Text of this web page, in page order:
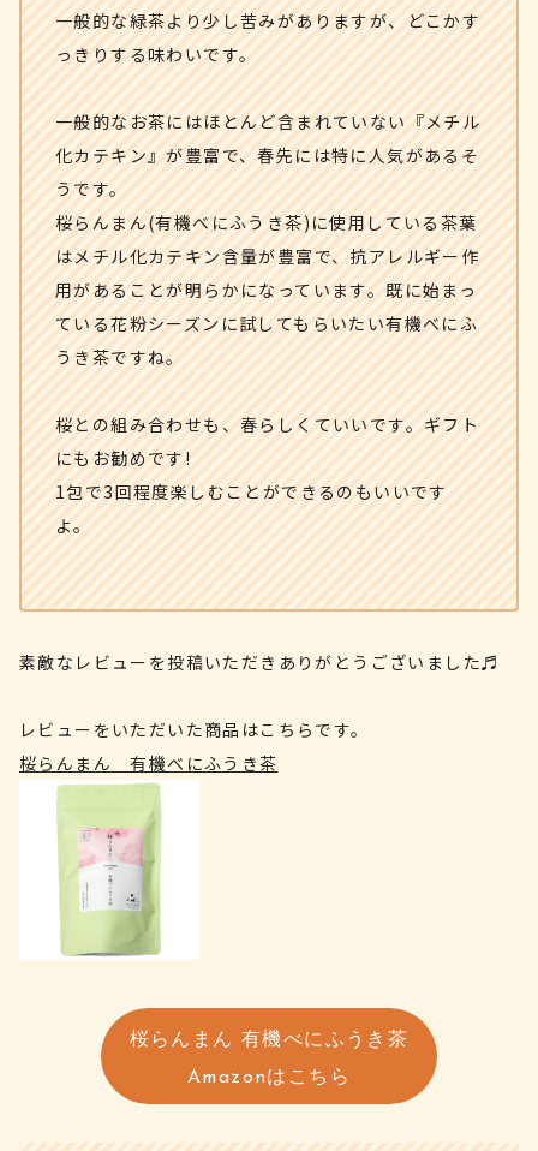
一般的な緑茶より少し苦みがありますが、どこかす
っきりする味わいです。
一般的なお茶にはほとんど含まれていない『メチル
化カテキン』が豊富で、春先には特に人気があるそ
うです。
桜らんまん(有機べにふうき茶)に使用している茶葉
はメチル化カテキン含量が豊富で、抗アレルギー作
用があることが明らかになっています。既に始まっ
ている花粉シーズンに試してもらいたい有機べにふ
うき茶ですね。
桜との組み合わせも、春らしくていいです。ギフト
にもお勧めです!
1包で3回程度楽しむことができるのもいいです
よ。
素敵なレビューを投稿いただきありがとうございました♬
レビューをいただいた商品はこちらです。
桜らんまん 有機べにふうき茶
桜らんまん 有機べにふうき茶
Amazonはこちら